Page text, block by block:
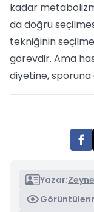
kadar
da doğru
tekniğinin
görevdir. Ama
diyetine,
Yazar: